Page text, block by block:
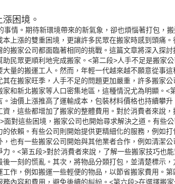
困境。
情。期待新環境帶來的新氣象，卻也煩惱著打包，搬
上漲的雙重困境，更讓許多民眾在搬家時感到頭痛。
的搬家公司都面臨著相同的挑戰。這篇文章將深入探
民眾更順利地完成搬家。 <第二段>人手不足是搬家
量的搬運工人。然而，年輕一代越來越不願意從事這
在搬家旺季，人手不足的問題更加嚴重，許多搬家
家和新北搬家等人口密集地區，這種情況尤為明顯。 <
油價上漲推高了運輸成本，包裝材料價格也持續攀升
，這些都增加了搬家的整體費用。對於消費者來說，
面對這些困境，搬家公司也開始尋求解決之道。有些
依賴。有些公司則開始提供更精細化的服務，例如
也有一些搬家公司開始與其他業者合作，例如清潔公
。 <第五段>對於消費者來說，了解一些搬家技巧也
一刻的慌亂。其次，將物品分類打包，並清楚標示
作，例如搬運一些輕便的物品，以節省搬家費用。第
內容和費用，避免後續的糾紛。 <第六段>在選擇搬